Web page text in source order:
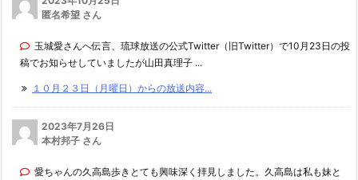
匿名希望 さん
玉城愛さんへ伝言、琉球放送の公式Twitter（旧Twitter）で10月23日の投
稿でお知らせしていましたが山田真理子 ...
１０月２３日（月曜日）からの放送内容...
2023年7月26日
本村邦子 さん
愛ちゃんの久高島歩きとても興味深く拝見しました。久高島は私も妹と